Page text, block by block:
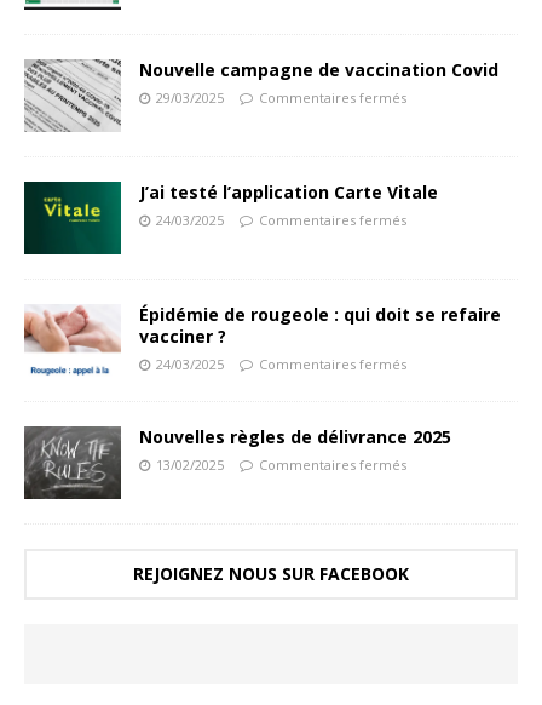
Nouvelle campagne de vaccination Covid
29/03/2025 Commentaires fermés
J’ai testé l’application Carte Vitale
24/03/2025 Commentaires fermés
Épidémie de rougeole : qui doit se refaire
vacciner ?
24/03/2025 Commentaires fermés
Nouvelles règles de délivrance 2025
13/02/2025 Commentaires fermés
REJOIGNEZ NOUS SUR FACEBOOK